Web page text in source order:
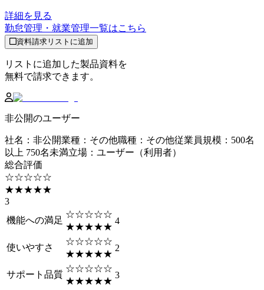
詳細を見る
勤怠管理・就業管理一覧はこちら
資料請求リストに追加
リストに追加した製品資料を
無料で請求できます。
非公開のユーザー
社名 ： 非公開業種 ： その他職種 ： その他従業員規模 ： 500名
以上 750名未満立場 ： ユーザー（利用者）
総合評価
☆☆☆☆☆
★★★★★
3
機能への満足
☆☆☆☆☆
★★★★★
4
使いやすさ
☆☆☆☆☆
★★★★★
2
サポート品質
☆☆☆☆☆
★★★★★
3